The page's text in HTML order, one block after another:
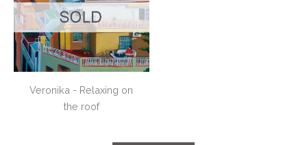
Veronika - Relaxing on
the roof